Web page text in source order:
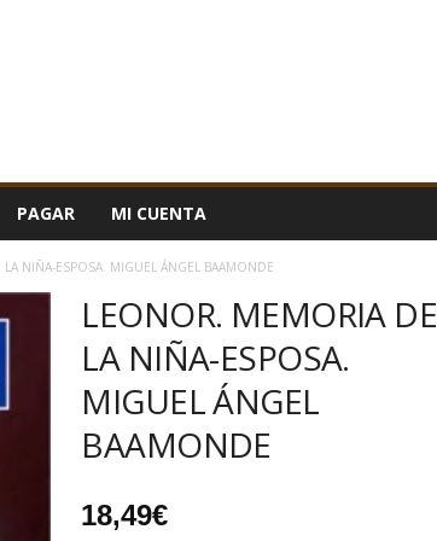
PAGAR MI CUENTA
NIÑA-ESPOSA. MIGUEL ÁNGEL BAAMONDE
LEONOR. MEMORIA DE
LA NIÑA-ESPOSA.
MIGUEL ÁNGEL
BAAMONDE
18,49€